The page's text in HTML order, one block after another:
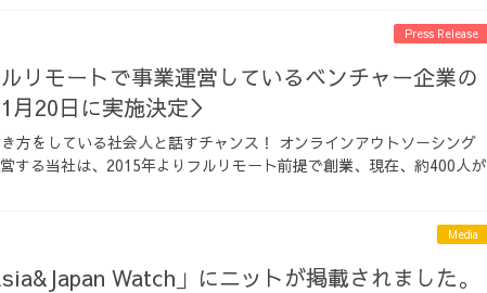
Press Release
リモートで事業運営しているベンチャー企業の
月20日に実施決定＞
方をしている社会人と話すチャンス！ オンラインアウトソーシング
する当社は、2015年よりフルリモート前提で創業、現在、約400人が
Media
Watch」にニットが掲載されました。